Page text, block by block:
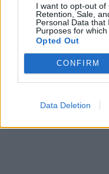
I want to opt-out of
Retention, Sale,
Personal Data that
Purposes for which
Opted Out
CONFIRM
Data Deletion